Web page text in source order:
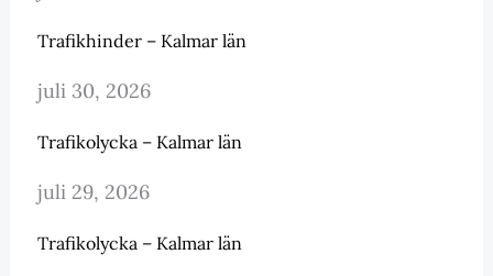
Trafikhinder – Kalmar län
juli 30, 2026
Trafikolycka – Kalmar län
juli 29, 2026
Trafikolycka – Kalmar län